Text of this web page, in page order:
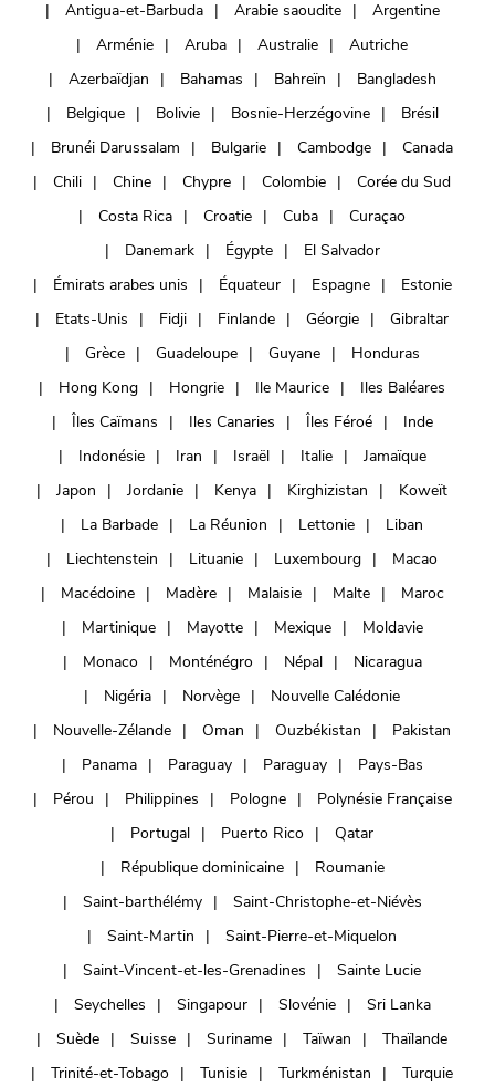
Antigua-et-Barbuda
Arabie saoudite
Argentine
Arménie
Aruba Australie
Autriche
Azerbaïdjan
Bahamas Bahreïn
Bangladesh
Belgique
Bolivie Bosnie-Herzégovine
Brésil
Brunéi Darussalam
Bulgarie Cambodge
Canada
Chili
Chine Chypre Colombie
Corée du Sud
Costa Rica
Croatie Cuba
Curaçao
Danemark
Égypte
El Salvador
Émirats arabes unis
Équateur Espagne
Estonie
Etats-Unis
Fidji Finlande Géorgie
Gibraltar
Grèce
Guadeloupe Guyane
Honduras
Hong Kong
Hongrie Ile Maurice
Iles Baléares
Îles Caïmans
Iles Canaries Îles Féroé
Inde
Indonésie
Iran Israël Italie
Jamaïque
Japon
Jordanie Kenya Kirghizistan
Koweït
La Barbade
La Réunion Lettonie
Liban
Liechtenstein
Lituanie Luxembourg
Macao
Macédoine
Madère Malaisie Malte
Maroc
Martinique
Mayotte Mexique
Moldavie
Monaco
Monténégro Népal
Nicaragua
Nigéria
Norvège
Nouvelle Calédonie
Nouvelle-Zélande
Oman Ouzbékistan
Pakistan
Panama
Paraguay Paraguay
Pays-Bas
Pérou
Philippines Pologne
Polynésie Française
Portugal
Puerto Rico
Qatar
République dominicaine
Roumanie
Saint-barthélémy
Saint-Christophe-et-Niévès
Saint-Martin
Saint-Pierre-et-Miquelon
Saint-Vincent-et-les-Grenadines
Sainte Lucie
Seychelles
Singapour Slovénie
Sri Lanka
Suède
Suisse Suriname Taïwan
Thaïlande
Trinité-et-Tobago
Tunisie Turkménistan Turquie